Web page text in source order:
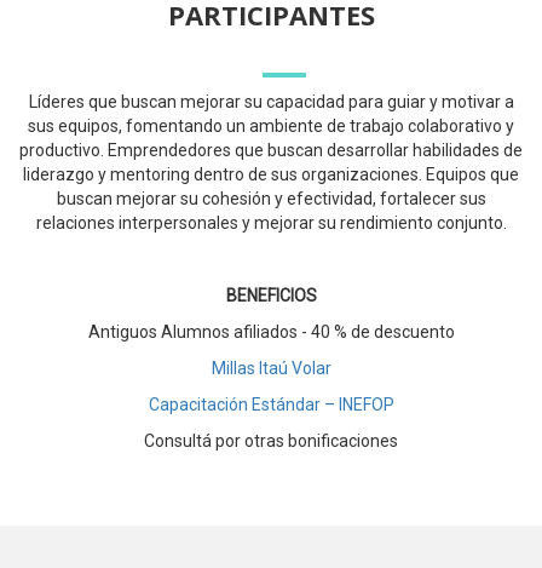
PARTICIPANTES
Líderes que buscan mejorar su capacidad para guiar y motivar a
sus equipos, fomentando un ambiente de trabajo colaborativo y
productivo. Emprendedores que buscan desarrollar habilidades de
liderazgo y mentoring dentro de sus organizaciones. Equipos que
buscan mejorar su cohesión y efectividad, fortalecer sus
relaciones interpersonales y mejorar su rendimiento conjunto.
BENEFICIOS
Antiguos Alumnos afiliados - 40 % de descuento
Millas Itaú Volar
Capacitación Estándar – INEFOP
Consultá por otras bonificaciones